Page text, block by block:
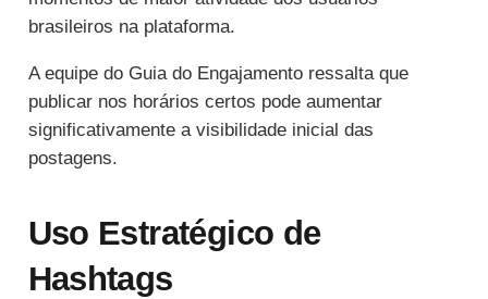
brasileiros na plataforma.
A equipe do Guia do Engajamento ressalta que
publicar nos horários certos pode aumentar
significativamente a visibilidade inicial das
postagens.
Uso Estratégico de
Hashtags